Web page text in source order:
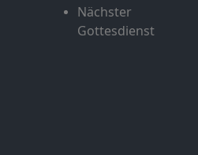
Nächster
Gottesdienst